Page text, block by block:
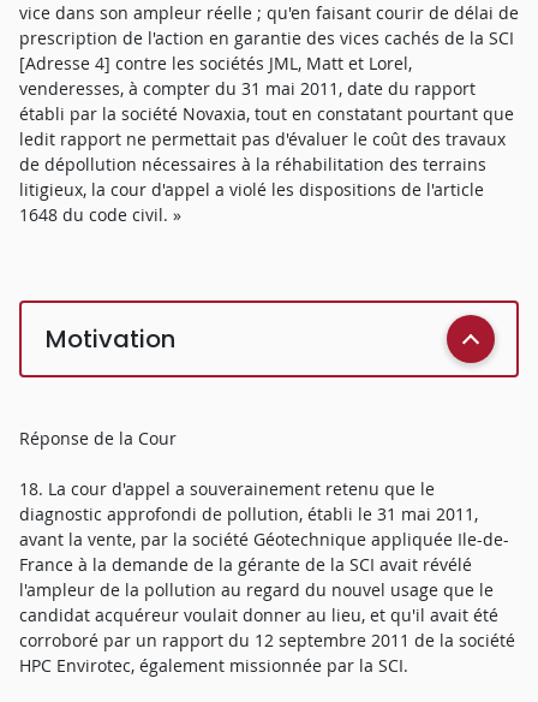
vice dans son ampleur réelle ; qu'en faisant courir de délai de
prescription de l'action en garantie des vices cachés de la SCI
[Adresse 4] contre les sociétés JML, Matt et Lorel,
venderesses, à compter du 31 mai 2011, date du rapport
établi par la société Novaxia, tout en constatant pourtant que
ledit rapport ne permettait pas d'évaluer le coût des travaux
de dépollution nécessaires à la réhabilitation des terrains
litigieux, la cour d'appel a violé les dispositions de l'article
1648 du code civil. »
Motivation
Réponse de la Cour
18. La cour d'appel a souverainement retenu que le
diagnostic approfondi de pollution, établi le 31 mai 2011,
avant la vente, par la société Géotechnique appliquée Ile-de-
France à la demande de la gérante de la SCI avait révélé
l'ampleur de la pollution au regard du nouvel usage que le
candidat acquéreur voulait donner au lieu, et qu'il avait été
corroboré par un rapport du 12 septembre 2011 de la société
HPC Envirotec, également missionnée par la SCI.